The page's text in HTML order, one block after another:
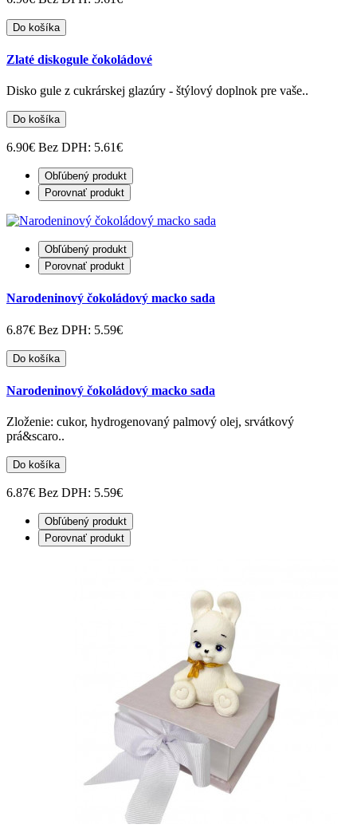
Do košíka
Zlaté diskogule čokoládové
Disko gule z cukrárskej glazúry - štýlový doplnok pre vaše..
Do košíka
6.90€ Bez DPH: 5.61€
Obľúbený produkt
Porovnať produkt
Obľúbený produkt
Porovnať produkt
Narodeninový čokoládový macko sada
6.87€ Bez DPH: 5.59€
Do košíka
Narodeninový čokoládový macko sada
Zloženie: cukor, hydrogenovaný palmový olej, srvátkový
prá&scaro..
Do košíka
6.87€ Bez DPH: 5.59€
Obľúbený produkt
Porovnať produkt